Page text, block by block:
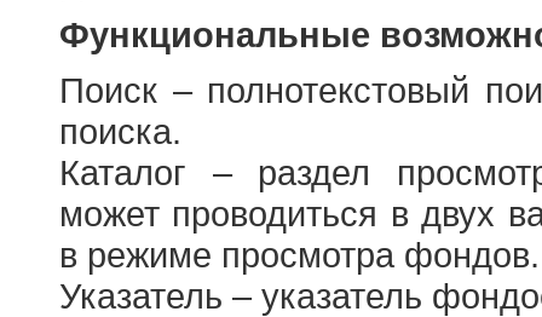
Функциональные
Поиск – полнотекстовый
поиска.
Каталог – раздел
может проводиться в двух
в режиме просмотра фондов.
Указатель – указатель